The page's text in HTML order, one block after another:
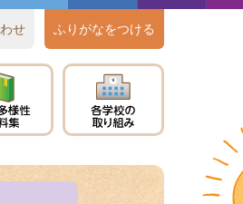
わせ ふりがなをつける